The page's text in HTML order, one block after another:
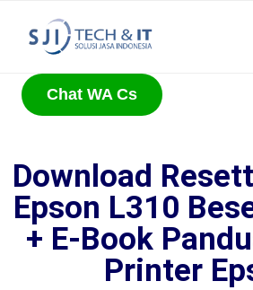
Chat WA Cs
Download
Epson L310
+ E-Book
Printer